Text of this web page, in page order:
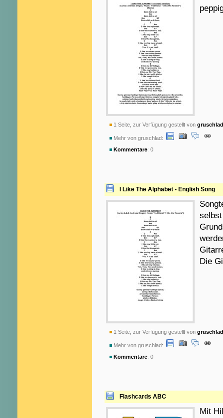
1 Seite, zur Verfügung gestellt von gruschlad
Mehr von gruschlad:
Kommentare: 0
I Like The Alphabet - English Song
Die
1 Seite, zur Verfügung gestellt von gruschlad
Mehr von gruschlad:
Kommentare: 0
Flashcards ABC
Mit